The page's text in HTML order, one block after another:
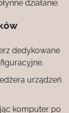
działanie.
dedykowane
urządzeń
komputer po